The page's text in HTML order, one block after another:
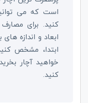
است که می
کنید. برای
ابعاد و اندازه
ابتدا، مشخص
خواهید آچار
کنید.